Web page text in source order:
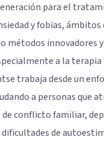
para el
y fobias, ámbitos
métodos innovadores
a la
trabaja desde un
a personas que
conflicto familiar,
de